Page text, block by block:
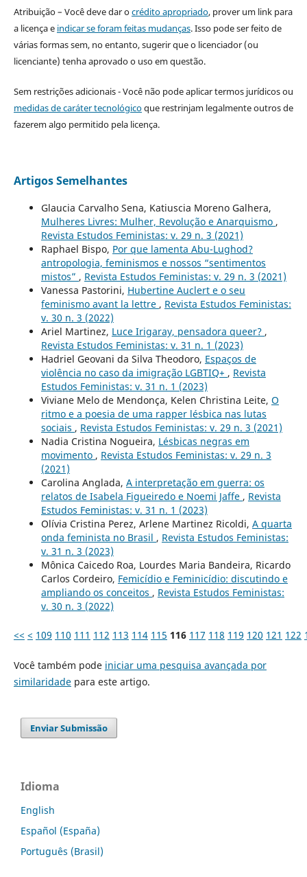
Atribuição – Você deve dar ocrédito apropriado, prover um link para
a licença e indicar se foram feitas mudanças. Isso pode ser feito de
várias formas sem, no entanto, sugerir que o licenciador (ou
licenciante) tenha aprovado o uso em questão.
Sem restrições adicionais - Você não pode aplicar termos jurídicos ou
medidas de caráter tecnológicoque restrinjam legalmente outros de
fazerem algo permitido pela licença.
Artigos Semelhantes
Glaucia Carvalho Sena, Katiuscia Moreno Galhera,
Mulheres Livres: Mulher, Revolução e Anarquismo ,
Revista Estudos Feministas: v. 29 n. 3 (2021)
Raphael Bispo, Por que lamenta Abu-Lughod?
antropologia, feminismos e nossos “sentimentos
mistos” , Revista Estudos Feministas: v. 29 n. 3 (2021)
Vanessa Pastorini, Hubertine Auclert e o seu
feminismo avant la lettre , Revista Estudos Feministas:
v. 30 n. 3 (2022)
Ariel Martinez, Luce Irigaray, pensadora queer? ,
Revista Estudos Feministas: v. 31 n. 1 (2023)
Hadriel Geovani da Silva Theodoro, Espaços de
violência no caso da imigração LGBTIQ+ , Revista
Estudos Feministas: v. 31 n. 1 (2023)
Viviane Melo de Mendonça, Kelen Christina Leite, O
ritmo e a poesia de uma rapper lésbica nas lutas
sociais , Revista Estudos Feministas: v. 29 n. 3 (2021)
Nadia Cristina Nogueira, Lésbicas negras em
movimento , Revista Estudos Feministas: v. 29 n. 3
(2021)
Carolina Anglada, A interpretação em guerra: os
relatos de Isabela Figueiredo e Noemi Jaffe , Revista
Estudos Feministas: v. 31 n. 1 (2023)
Olívia Cristina Perez, Arlene Martinez Ricoldi, A quarta
onda feminista no Brasil , Revista Estudos Feministas:
v. 31 n. 3 (2023)
Mônica Caicedo Roa, Lourdes Maria Bandeira, Ricardo
Carlos Cordeiro, Femicídio e Feminicídio: discutindo e
ampliando os conceitos , Revista Estudos Feministas:
v. 30 n. 3 (2022)
<< < 109 110 111 112 113 114 115 116 117 118 119 120 121 122
Você também pode iniciar uma pesquisa avançada por
similaridadepara este artigo.
Enviar Submissão
Idioma
English
Español (España)
Português (Brasil)